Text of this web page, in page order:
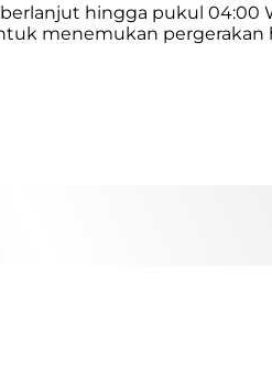
hingga pukul
menemukan pergerakan